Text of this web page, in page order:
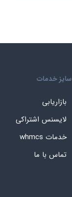
سایز خدمات
بازاریابی
لایسنس اشتراکی
خدمات whmcs
تماس با ما